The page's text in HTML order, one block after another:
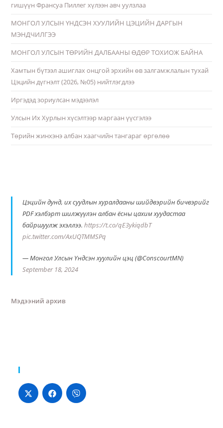
гишүүн Франсуа Пиллег хүлээн авч уулзлаа
МОНГОЛ УЛСЫН ҮНДСЭН ХУУЛИЙН ЦЭЦИЙН ДАРГЫН
МЭНДЧИЛГЭЭ
МОНГОЛ УЛСЫН ТӨРИЙН ДАЛБААНЫ ӨДӨР ТОХИОЖ БАЙНА
Хамтын бүтээл ашиглах онцгой эрхийн өв залгамжлалын тухай
Цэцийн дүгнэлт (2026, №05) нийтлэгдлээ
Иргэдэд зориулсан мэдээлэл
Улсын Их Хурлын хүсэлтээр маргаан үүсгэлээ
Төрийн жинхэнэ албан хаагчийн тангараг өргөлөө
Цэцийн дунд, их суудлын хуралдааны шийдвэрийн бичвэрийг
PDF хэлбэрт шилжүүлэн албан ёсны цахим хуудастаа
байршуулж эхэллээ.https://t.co/qE3ykiqdbT
pic.twitter.com/AxUQTMMSPq
— Монгол Улсын Үндсэн хуулийн цэц (@ConscourtMN)
September 18, 2024
Мэдээний архив